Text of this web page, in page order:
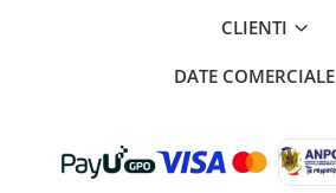
CLIENTI
DATE COMERCIALE